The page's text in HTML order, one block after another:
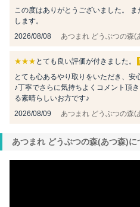
この度はありがとうございました。
します。
2026/08/08
あつまれ どうぶつの森(
★★★ とても良い評価が付きました。
とても心あるやり取りをいただき、
♪丁寧でさらに気持ちよくコメント頂
る素晴らしいお方です♪
2026/08/09
あつまれ どうぶつの森(
あつまれ どうぶつの森(あつ森)に